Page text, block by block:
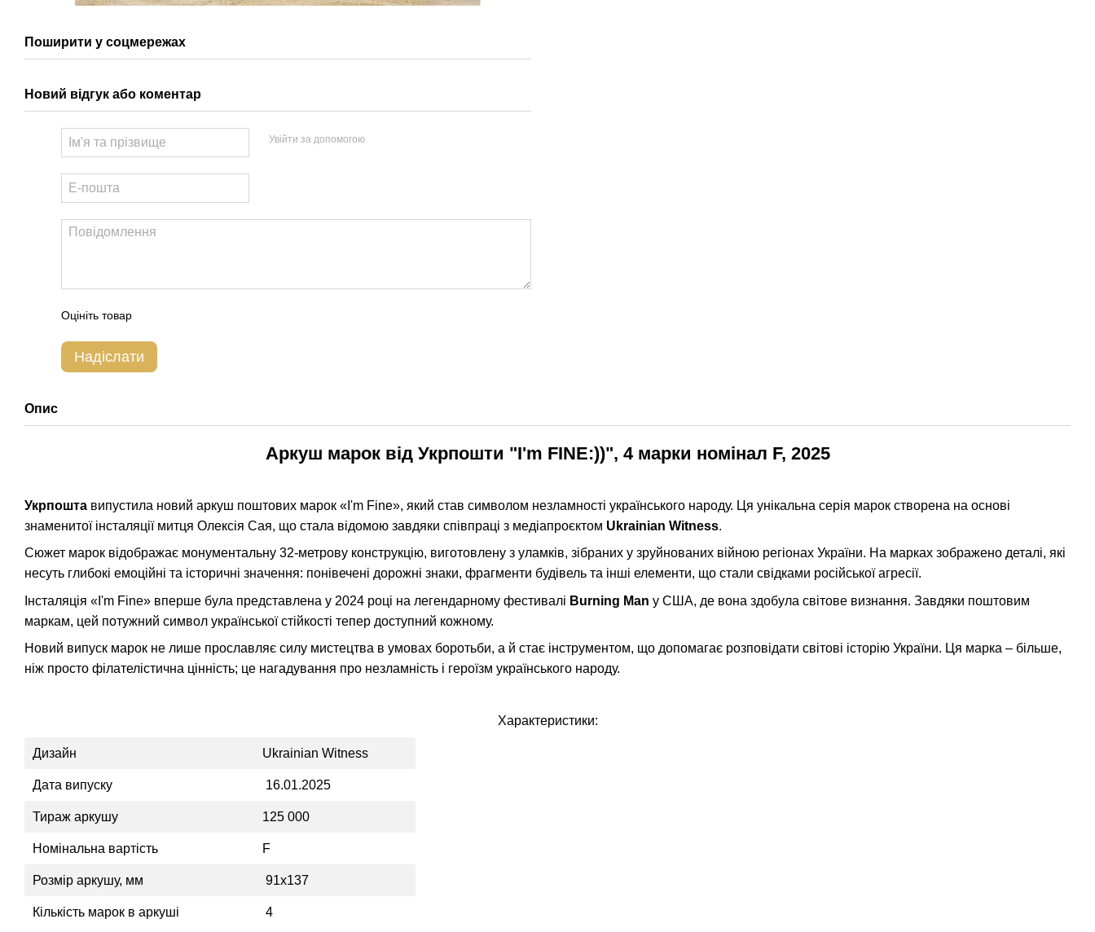
Поширити у соцмережах
Новий відгук або коментар
Увійти за допомогою
Оцініть товар
Надіслати
Опис
Аркуш марок від Укрпошти "I'm FINE:))", 4 марки номінал F, 2025
Укрпошта випустила новий аркуш поштових марок «I'm Fine», який став символом незламності українського народу. Ця унікальна серія марок створена на основі
знаменитої інсталяції митця Олексія Сая, що стала відомою завдяки співпраці з медіапроєктом Ukrainian Witness.
Сюжет марок відображає монументальну 32-метрову конструкцію, виготовлену з уламків, зібраних у зруйнованих війною регіонах України. На марках зображено деталі, які
несуть глибокі емоційні та історичні значення: понівечені дорожні знаки, фрагменти будівель та інші елементи, що стали свідками російської агресії.
Інсталяція «I'm Fine» вперше була представлена у 2024 році на легендарному фестивалі Burning Man у США, де вона здобула світове визнання. Завдяки поштовим
маркам, цей потужний символ української стійкості тепер доступний кожному.
Новий випуск марок не лише прославляє силу мистецтва в умовах боротьби, а й стає інструментом, що допомагає розповідати світові історію України. Ця марка – більше,
ніж просто філателістична цінність; це нагадування про незламність і героїзм українського народу.
Характеристики:
Дизайн Ukrainian Witness
Дата випуску 16.01.2025
Тираж аркушу 125 000
Номінальна вартість F
Розмір аркушу, мм 91х137
Кількість марок в аркуші 4